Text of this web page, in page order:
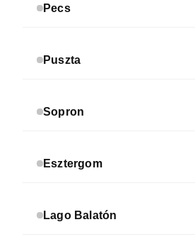
Pecs
Puszta
Sopron
Esztergom
Lago Balatón